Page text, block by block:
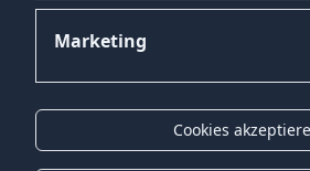
Marketing
Cookies
Datenschutz
Impressum
Kontakt